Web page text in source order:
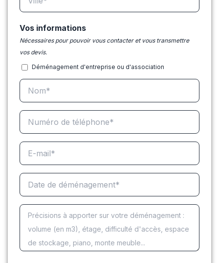
Vos informations
Nécessaires pour pouvoir vous contacter et vous transmettre
vos devis.
Déménagement d'entreprise ou d'association